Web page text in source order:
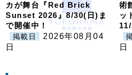
カが舞台『Red Brick
Sunset 2026』8/30(日)ま
で開催中！
掲載日
2026年08月04
日
術
ッ
日